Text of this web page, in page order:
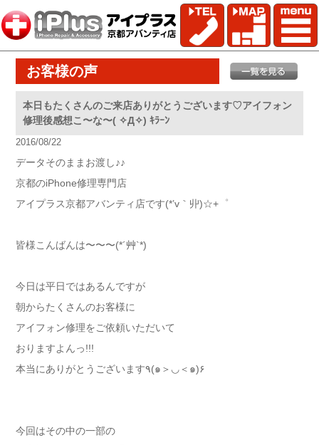
お客様の声
本日もたくさんのご来店ありがとうございます♡アイフォン
修理後感想こ〜な〜( ✧Д✧) ｷﾗｰﾝ
2016/08/22
データそのままお渡し♪♪
京都のiPhone修理専門店
アイプラス京都アバンティ店です(*’v｀丱)☆+゜
皆様こんばんは〜〜〜(*´艸`*)
今日は平日ではあるんですが
朝からたくさんのお客様に
アイフォン修理をご依頼いただいて
おりますよんっ!!!
本当にありがとうございます٩(๑＞◡＜๑)۶
今回はその中の一部の